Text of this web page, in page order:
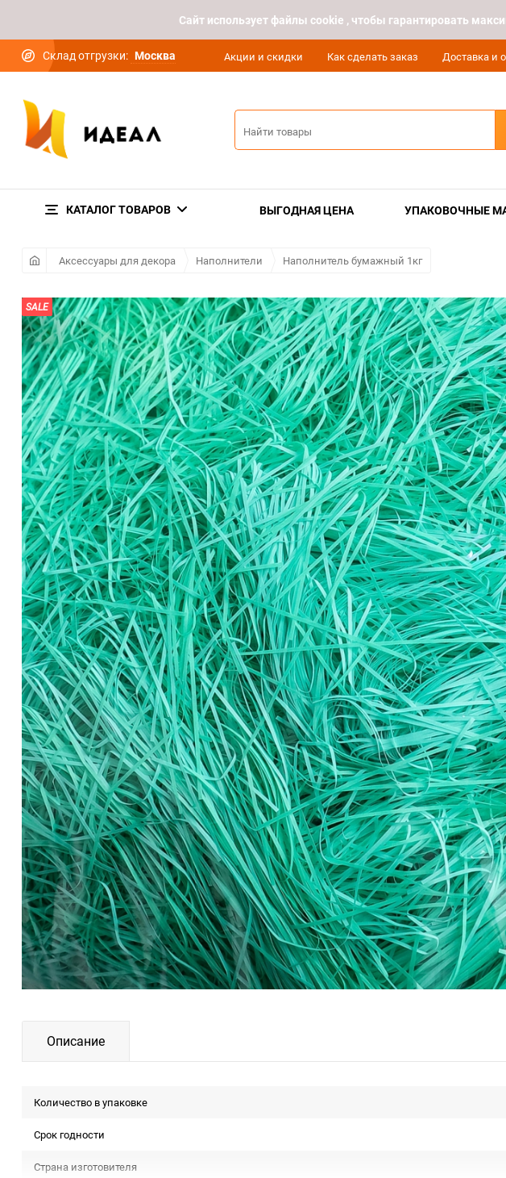
Cайт использует файлы cookie , чтобы гарантировать
Склад отгрузки: Москва Акции и скидки Как сделать заказ Доставка и
КАТАЛОГ ТОВАРОВ ВЫГОДНАЯ ЦЕНА УПАКОВОЧНЫЕ
Аксессуары для декора Наполнители Наполнитель бумажный 1кг
SALE
Описание
Количество в упаковке
Срок годности
Страна изготовителя